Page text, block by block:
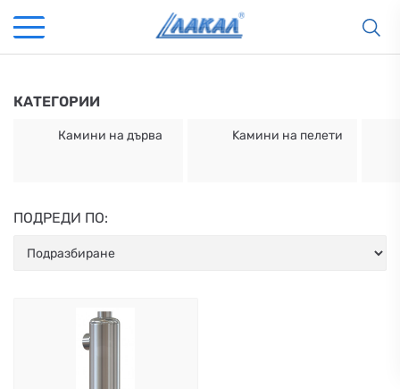
КАТЕГОРИИ
Камини на дърва Kамини на пелети
ПОДРЕДИ ПО: